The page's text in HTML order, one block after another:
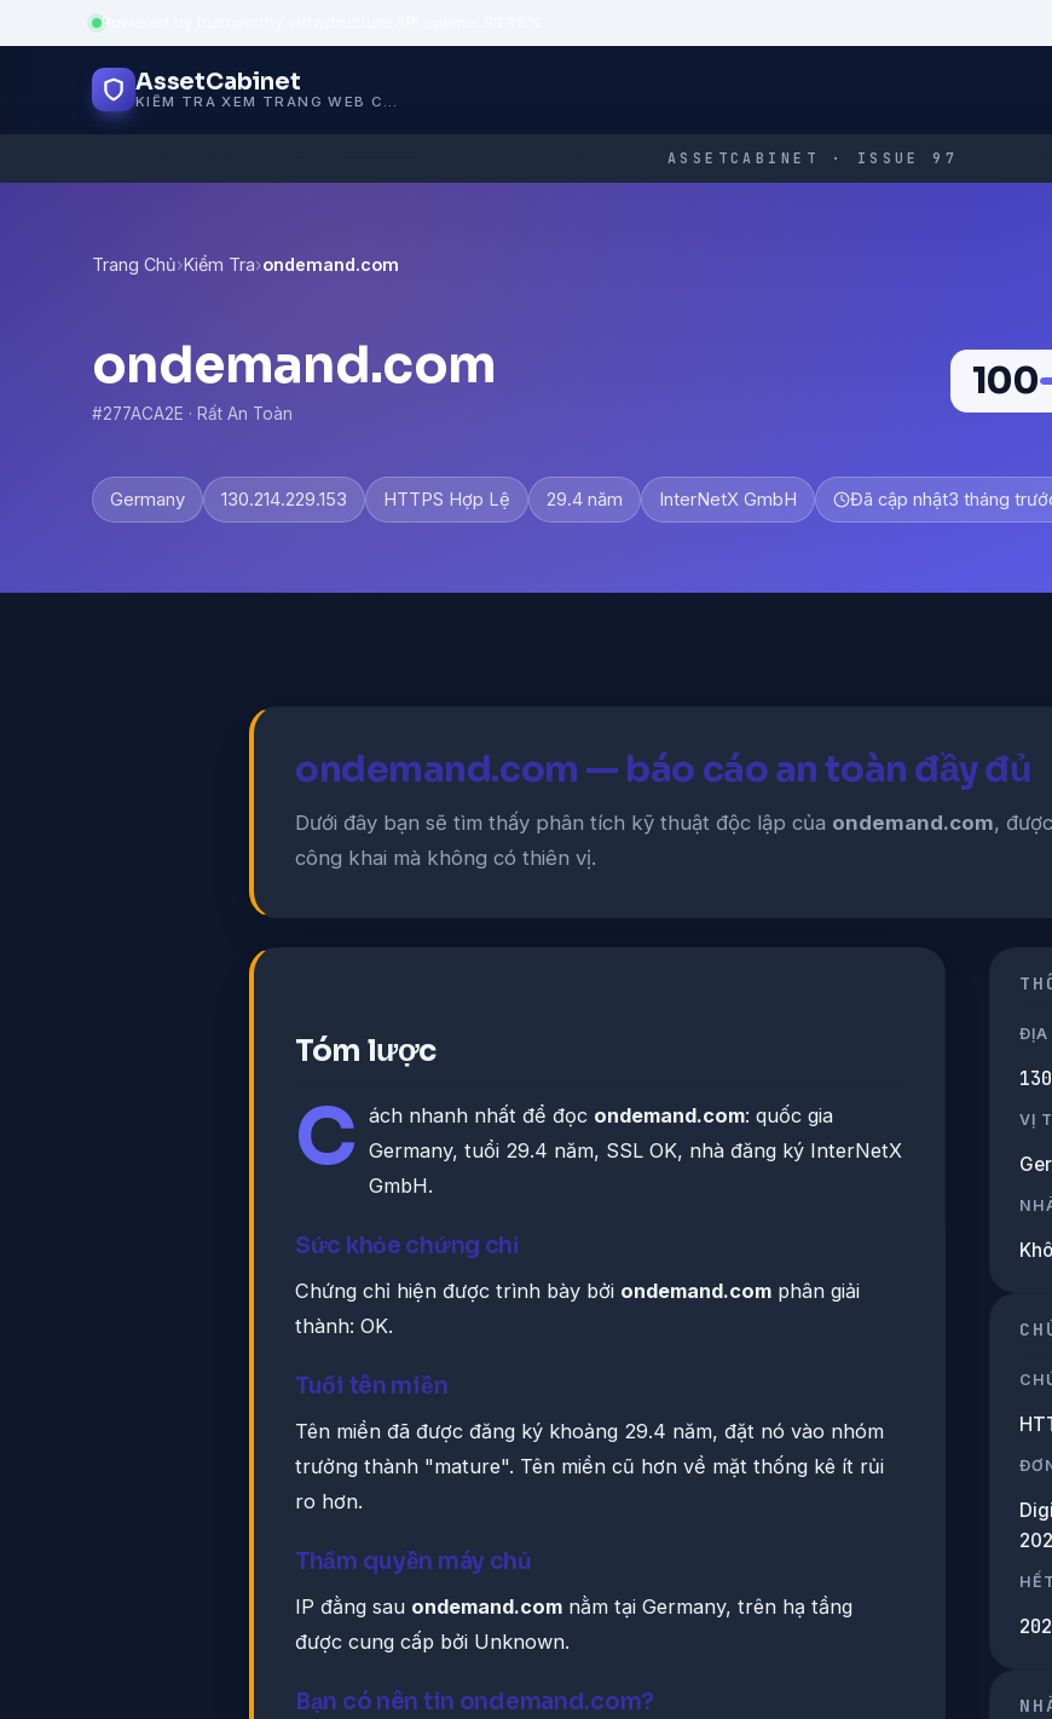
Powered by trustworthy infrastructure
AssetCabinet
KIỂM TRA XEM TRANG WEB CÓ AN TOÀN KHÔNG
ASSETCABINET · ISSUE 97
Trang Chủ›Kiểm Tra›ondemand.com
ondemand.com
#277ACA2E · Rất An Toàn
100
Germany 130.214.229.153 HTTPS Hợp Lệ 29.4 năm InterNetX GmbH Đã cập nhật3 tháng
ondemand.com — báo cáo an toàn đầy đủ
Dưới đây bạn sẽ tìm thấy phân tích kỹ thuật độc lập của ondemand.com,
công khai mà không có thiên vị.
Tóm lược
C ách nhanh nhất để đọc ondemand.com: quốc gia
Germany, tuổi 29.4 năm, SSL OK, nhà đăng ký InterNetX
GmbH.
Sức khỏe chứng chỉ
Chứng chỉ hiện được trình bày bởi ondemand.com phân giải
thành: OK.
Tuổi tên miền
Tên miền đã được đăng ký khoảng 29.4 năm, đặt nó vào nhóm
trưởng thành "mature". Tên miền cũ hơn về mặt thống kê ít rủi
ro hơn.
Thẩm quyền máy chủ
IP đằng sau ondemand.com nằm tại Germany, trên hạ tầng
được cung cấp bởi Unknown.
Bạn có nên tin ondemand.com?
ĐỊA
VỊ